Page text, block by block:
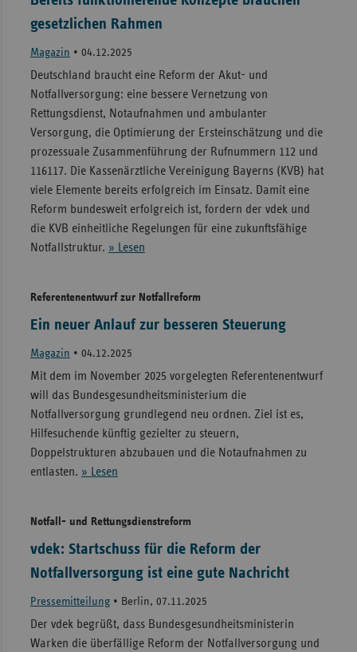
gesetzlichen Rahmen
Magazin • 04.12.2025
Deutschland braucht eine Reform der Akut- und
Notfallversorgung: eine bessere Vernetzung von
Rettungsdienst, Notaufnahmen und ambulanter
Versorgung, die Optimierung der Ersteinschätzung und die
prozessuale Zusammenführung der Rufnummern 112 und
116117. Die Kassenärztliche Vereinigung Bayerns (KVB) hat
viele Elemente bereits erfolgreich im Einsatz. Damit eine
Reform bundesweit erfolgreich ist, fordern der vdek und
die KVB einheitliche Regelungen für eine zukunftsfähige
Notfallstruktur. » Lesen
Referentenentwurf zur Notfallreform
Ein neuer Anlauf zur besseren Steuerung
Magazin • 04.12.2025
Mit dem im November 2025 vorgelegten Referentenentwurf
will das Bundesgesundheitsministerium die
Notfallversorgung grundlegend neu ordnen. Ziel ist es,
Hilfesuchende künftig gezielter zu steuern,
Doppelstrukturen abzubauen und die Notaufnahmen zu
entlasten. » Lesen
Notfall- und Rettungsdienstreform
vdek: Startschuss für die Reform der
Notfallversorgung ist eine gute Nachricht
Pressemitteilung• Berlin, 07.11.2025
Der vdek begrüßt, dass Bundesgesundheitsministerin
Warken die überfällige Reform der Notfallversorgung und